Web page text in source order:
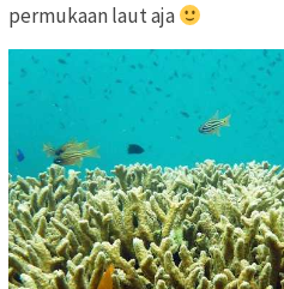
permukaan laut aja